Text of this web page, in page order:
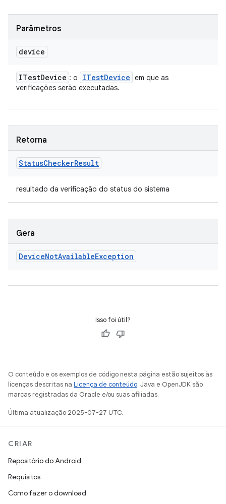
Parâmetros
device
ITestDevice : o ITestDevice em que as
verificações serão executadas.
Retorna
StatusCheckerResult
resultado da verificação do status do sistema
Gera
DeviceNotAvailableException
Isso foi útil?
O conteúdo e os exemplos de código nesta página estão sujeitos às
licenças descritas na Licença de conteúdo. Java e OpenJDK são
marcas registradas da Oracle e/ou suas afiliadas.
Última atualização 2025-07-27 UTC.
CRIAR
Repositório do Android
Requisitos
Como fazer o download